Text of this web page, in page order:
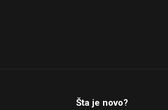
Šta je novo?